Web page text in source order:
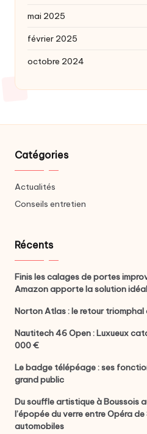
mai 2025
février 2025
octobre 2024
Catégories
Actualités
Conseils entretien
Récents
Finis les calages de portes
Amazon apporte la solution
Norton Atlas : le retour
Nautitech 46 Open : Luxueux
000 €
Le badge télépéage : ses
grand public
Du souffle artistique à Boussois
l’épopée du verre entre Opéra
automobiles